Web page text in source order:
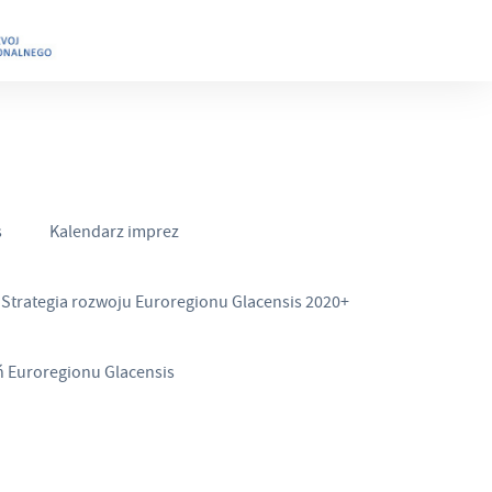
Kalendarz imprez
Strategia rozwoju Euroregionu Glacensis 2020+
Euroregionu Glacensis